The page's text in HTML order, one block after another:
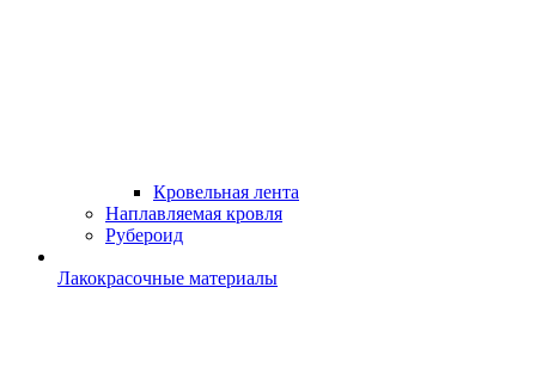
Кровельная лента
Наплавляемая кровля
Рубероид
Лакокрасочные материалы